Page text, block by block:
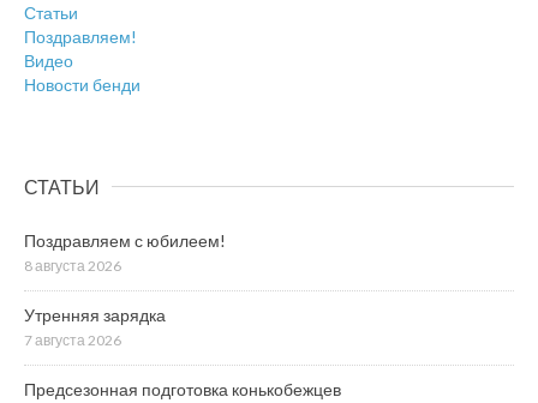
Статьи
Поздравляем!
Видео
Новости бенди
СТАТЬИ
Поздравляем с юбилеем!
8 августа 2026
Утренняя зарядка
7 августа 2026
Предсезонная подготовка конькобежцев